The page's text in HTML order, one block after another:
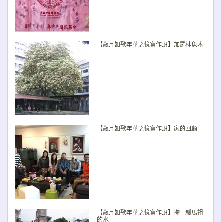
【歲月如歌年華之憶寫作班】加羅林魚木
【歲月如歌年華之憶寫作班】家的回顧
【歲月如歌年華之憶寫作班】掬一瓢馬祖
的水